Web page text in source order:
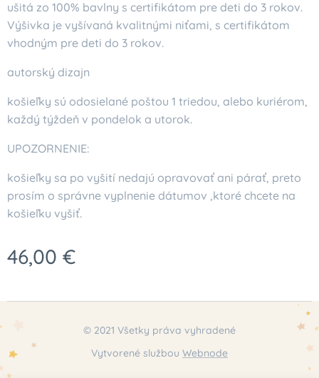
ušitá zo 100% bavlny s certifikátom pre deti do 3 rokov.
Výšivka je vyšívaná kvalitnými niťami, s certifikátom
vhodným pre deti do 3 rokov.
autorský dizajn
košieľky sú odosielané poštou 1 triedou, alebo kuriérom,
každý týždeň v pondelok a utorok.
UPOZORNENIE:
košieľky sa po vyšití nedajú opravovať ani párať, preto
prosím o správne vyplnenie dátumov ,ktoré chcete na
košieľku vyšiť.
46,00 €
© 2021 Všetky práva vyhradené
Vytvorené službou Webnode